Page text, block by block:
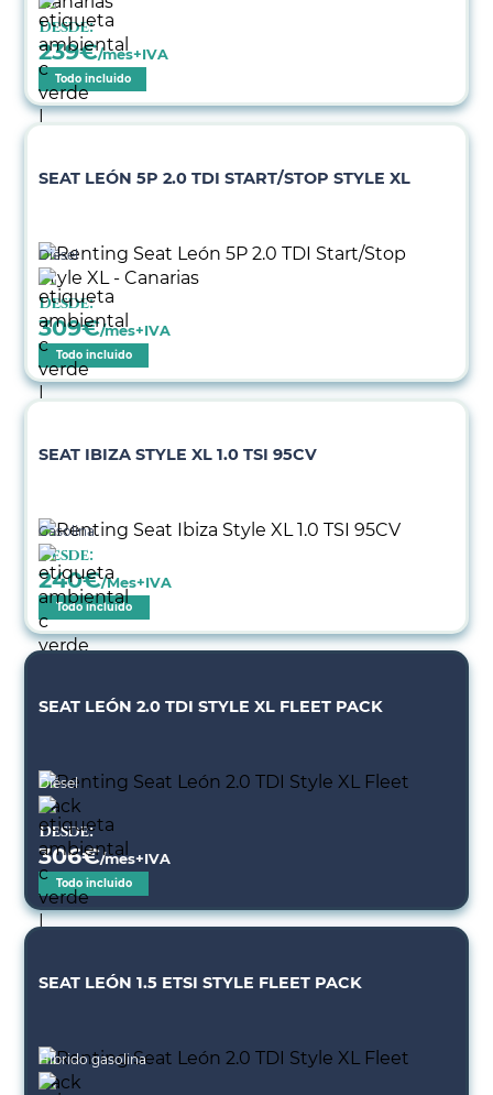
Desde:
239€/mes+IVA
Todo incluido
SEAT LEÓN 5P 2.0 TDI START/STOP STYLE XL
Diésel
Desde:
309€/mes+IVA
Todo incluido
SEAT IBIZA STYLE XL 1.0 TSI 95CV
Gasolina
Desde:
240€/Mes+IVA
Todo incluido
SEAT LEÓN 2.0 TDI STYLE XL FLEET PACK
Diésel
Desde:
306€/mes+IVA
Todo incluido
SEAT LEÓN 1.5 ETSI STYLE FLEET PACK
Híbrido gasolina